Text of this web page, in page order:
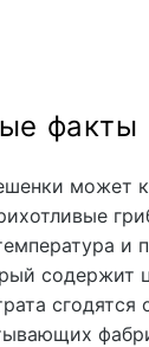
факты
может
и
содержит
сгодятся